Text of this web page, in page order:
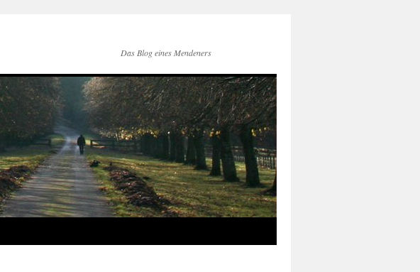
Das Blog eines Mendeners